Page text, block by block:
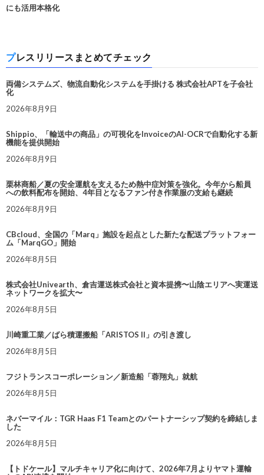
にも活用本格化
プレスリリースまとめてチェック
両備システムズ、物流自動化システムを手掛ける 株式会社APTを子会社
化
2026年8月9日
Shippio、「輸送中の商品」の可視化をInvoiceのAI-OCRで自動化する新
機能を提供開始
2026年8月9日
栗林商船／夏の安全運航を支えるため熱中症対策を強化。今年から船員
への飲料配布を開始、4年目となるファン付き作業服の支給も継続
2026年8月9日
CBcloud、全国の「Marq」施設を起点とした新たな配送プラットフォー
ム「MarqGO」開始
2026年8月5日
株式会社Univearth、倉吉運送株式会社と資本提携〜山陰エリアへ実運送
ネットワークを拡大〜
2026年8月5日
川崎重工業／ばら積運搬船「ARISTOS II」の引き渡し
2026年8月5日
フジトランスコーポレーション／新造船「蓉翔丸」就航
2026年8月5日
ネバーマイル：TGR Haas F1 Teamとのパートナーシップ契約を締結しま
した
2026年8月5日
【トドケール】マルチキャリア化に向けて、2026年7月よりヤマト運輸